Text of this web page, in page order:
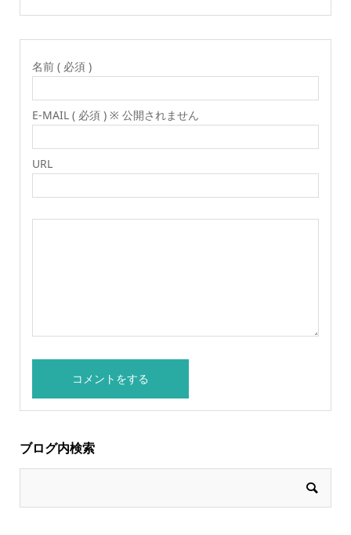
名前 ( 必須 )
E-MAIL ( 必須 ) ※ 公開されません
URL
ブログ内検索